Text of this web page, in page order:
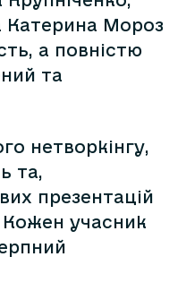
Катерина Мороз
а повністю
та
нетворкінгу,
та,
презентацій
Кожен учасник